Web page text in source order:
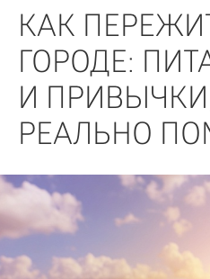
КАК
ГОРОДЕ:
И
РЕАЛЬНО
ПСИХОЛОГИЯ
ДЕТИ
БИЗНЕС